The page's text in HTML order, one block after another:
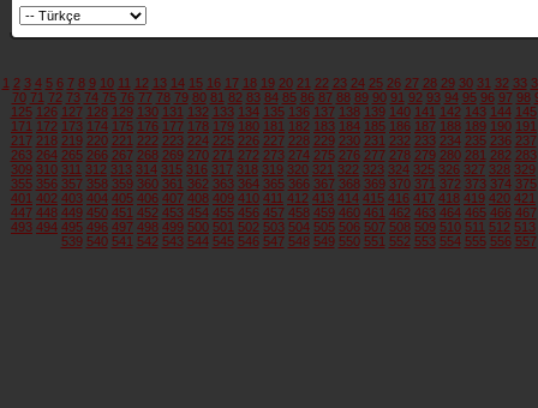
1 2 3 4 5 6 7 8 9 10 11 12 13 14 15 16 17 18 19 20 21 22 23 24 25 26 27 28 29 30 31 32 33
70 71 72 73 74 75 76 77 78 79 80 81 82 83 84 85 86 87 88 89 90 91 92 93 94 95 96 97 98
125 126 127 128 129 130 131 132 133 134 135 136 137 138 139 140 141 142 143 144 145
171 172 173 174 175 176 177 178 179 180 181 182 183 184 185 186 187 188 189 190 191
217 218 219 220 221 222 223 224 225 226 227 228 229 230 231 232 233 234 235 236 237
263 264 265 266 267 268 269 270 271 272 273 274 275 276 277 278 279 280 281 282 283
309 310 311 312 313 314 315 316 317 318 319 320 321 322 323 324 325 326 327 328 329
355 356 357 358 359 360 361 362 363 364 365 366 367 368 369 370 371 372 373 374 375
401 402 403 404 405 406 407 408 409 410 411 412 413 414 415 416 417 418 419 420 421
447 448 449 450 451 452 453 454 455 456 457 458 459 460 461 462 463 464 465 466 467
493 494 495 496 497 498 499 500 501 502 503 504 505 506 507 508 509 510 511 512 513
539 540 541 542 543 544 545 546 547 548 549 550 551 552 553 554 555 556 557